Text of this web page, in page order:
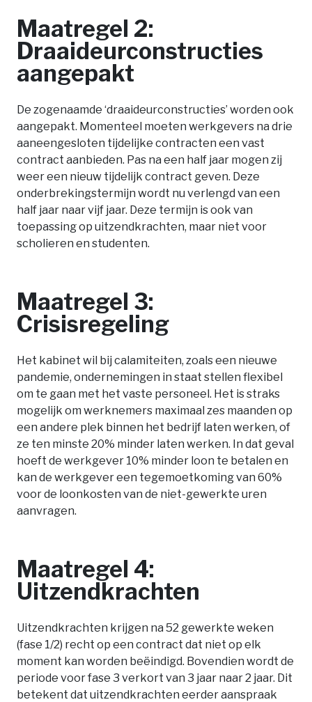
Maatregel 2:
Draaideurconstructies
aangepakt
De zogenaamde ‘draaideurconstructies’ worden ook
aangepakt. Momenteel moeten werkgevers na drie
aaneengesloten tijdelijke contracten een vast
contract aanbieden. Pas na een half jaar mogen zij
weer een nieuw tijdelijk contract geven. Deze
onderbrekingstermijn wordt nu verlengd van een
half jaar naar vijf jaar. Deze termijn is ook van
toepassing op uitzendkrachten, maar niet voor
scholieren en studenten.
Maatregel 3:
Crisisregeling
Het kabinet wil bij calamiteiten, zoals een nieuwe
pandemie, ondernemingen in staat stellen flexibel
om te gaan met het vaste personeel. Het is straks
mogelijk om werknemers maximaal zes maanden op
een andere plek binnen het bedrijf laten werken, of
ze ten minste 20% minder laten werken. In dat geval
hoeft de werkgever 10% minder loon te betalen en
kan de werkgever een tegemoetkoming van 60%
voor de loonkosten van de niet-gewerkte uren
aanvragen.
Maatregel 4:
Uitzendkrachten
Uitzendkrachten krijgen na 52 gewerkte weken
(fase 1/2) recht op een contract dat niet op elk
moment kan worden beëindigd. Bovendien wordt de
periode voor fase 3 verkort van 3 jaar naar 2 jaar. Dit
betekent dat uitzendkrachten eerder aanspraak